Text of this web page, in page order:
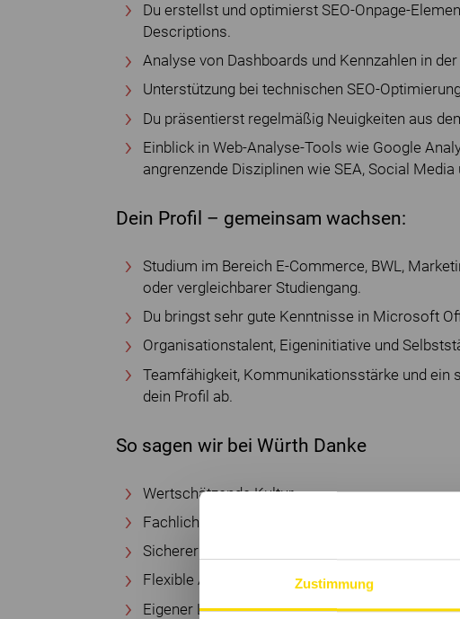
Zustimmung
Du erstellst und optimierst SEO-Onpage-
Descriptions.
Analyse von Dashboards und Kennzahlen in
Unterstützung bei technischen SEO-
Du präsentierst regelmäßig Neuigkeiten aus
Einblick in Web-Analyse-Tools wie Google
angrenzende Disziplinen wie SEA, Social
Dein Profil – gemeinsam wachsen:
Studium im Bereich E-Commerce, BWL,
oder vergleichbarer Studiengang.
Du bringst sehr gute Kenntnisse in Microsoft
Organisationstalent, Eigeninitiative und
Teamfähigkeit, Kommunikationsstärke und ein
dein Profil ab.
So sagen wir bei Würth Danke
Wertschätzende Kultur
Fachliche und persönliche Weiterentwicklung
Sicherer Arbeitsplatz
Flexible Arbeitszeiten
Eigener Laptop